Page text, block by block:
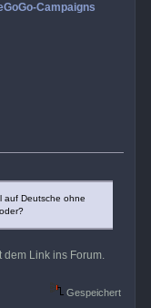
Campaigns
auf Deutsche ohne
dem Link ins Forum.
Gespeichert